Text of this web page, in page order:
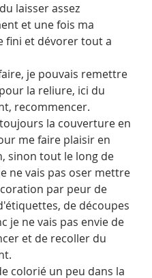
laisser assez
et une fois ma
fini et dévorer tout a
je pouvais remettre
la reliure, ici du
recommencer.
la couverture en
me faire plaisir en
sinon tout le long de
ne vais pas oser mettre
par peur de
de découpes
je ne vais pas envie de
et de recoller du
colorié un peu dans la